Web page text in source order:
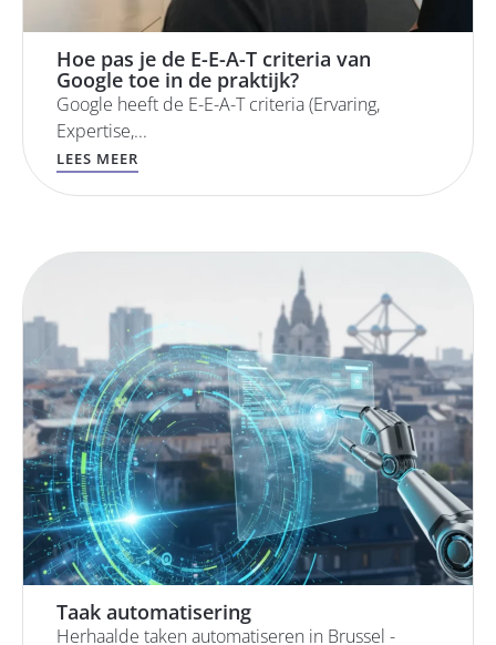
Hoe pas je de E-E-A-T criteria van
Google toe in de praktijk?
Google heeft de E-E-A-T criteria (Ervaring,
Expertise,...
LEES MEER
Taak automatisering
Herhaalde taken automatiseren in Brussel -